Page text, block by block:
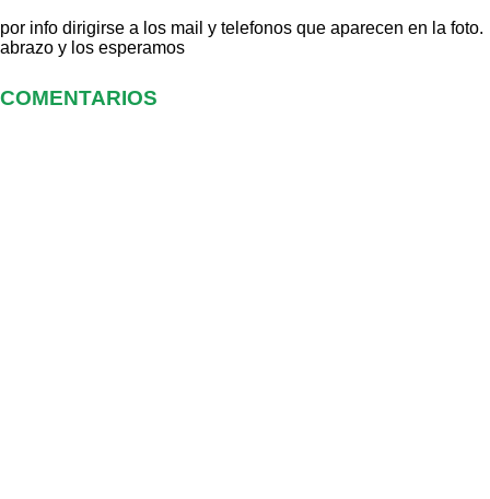
por info dirigirse a los mail y telefonos que aparecen en la foto.
abrazo y los esperamos
COMENTARIOS